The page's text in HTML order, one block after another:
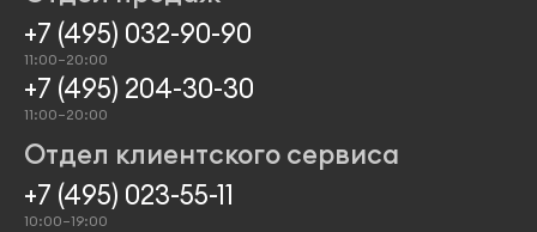
Аксессуары
Проекты
+7 (495) 032-90-90
11:00–20:00
+7 (495) 204-30-30
11:00–20:00
Отдел клиентского сервиса
+7 (495) 023-55-11
10:00–19:00